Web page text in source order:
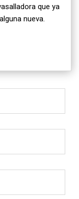
que ya
nueva.